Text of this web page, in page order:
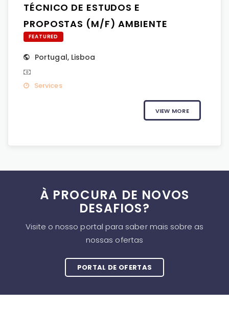
TÉCNICO DE ESTUDOS E
PROPOSTAS (M/F) AMBIENTE
FEATURED
Portugal, Lisboa
Services
VIEW MORE
À PROCURA DE NOVOS
DESAFIOS?
Visite o nosso portal para saber mais sobre as
nossas ofertas
PORTAL DE OFERTAS